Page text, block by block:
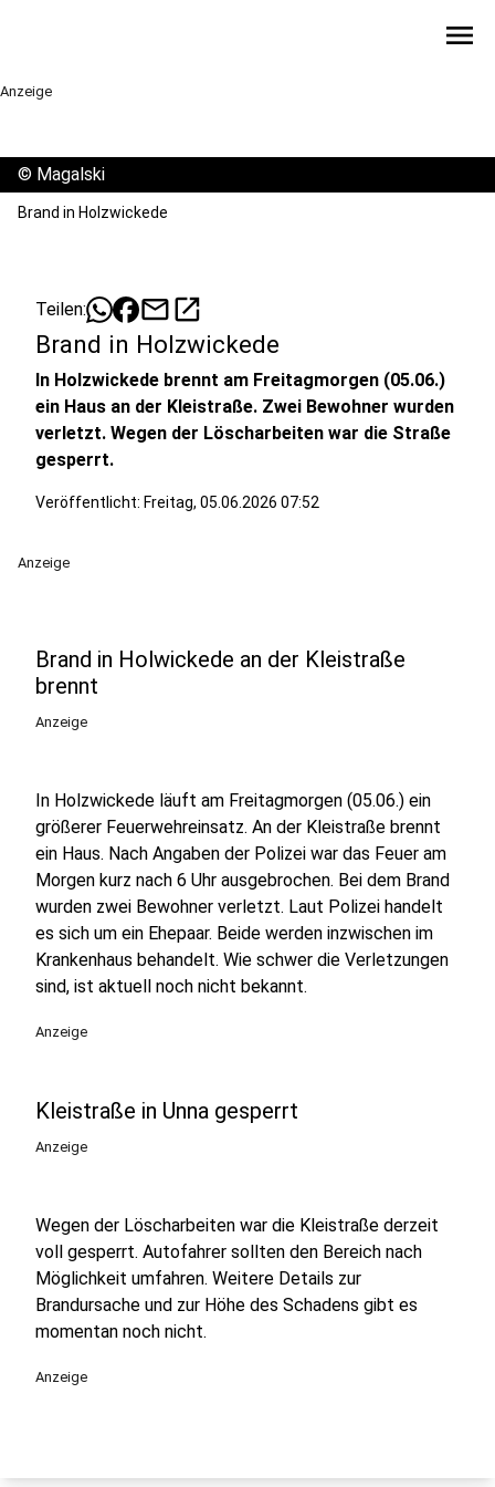
menu
Anzeige
© Magalski
Brand in Holzwickede
Teilen: mailopen_in_new
Brand in Holzwickede
In Holzwickede brennt am Freitagmorgen (05.06.)
ein Haus an der Kleistraße. Zwei Bewohner wurden
verletzt. Wegen der Löscharbeiten war die Straße
gesperrt.
Veröffentlicht: Freitag, 05.06.2026 07:52
Anzeige
Brand in Holwickede an der Kleistraße
brennt
Anzeige
In Holzwickede läuft am Freitagmorgen (05.06.) ein
größerer Feuerwehreinsatz. An der Kleistraße brennt
ein Haus. Nach Angaben der Polizei war das Feuer am
Morgen kurz nach 6 Uhr ausgebrochen. Bei dem Brand
wurden zwei Bewohner verletzt. Laut Polizei handelt
es sich um ein Ehepaar. Beide werden inzwischen im
Krankenhaus behandelt. Wie schwer die Verletzungen
sind, ist aktuell noch nicht bekannt.
Anzeige
Kleistraße in Unna gesperrt
Anzeige
Wegen der Löscharbeiten war die Kleistraße derzeit
voll gesperrt. Autofahrer sollten den Bereich nach
Möglichkeit umfahren. Weitere Details zur
Brandursache und zur Höhe des Schadens gibt es
momentan noch nicht.
Anzeige